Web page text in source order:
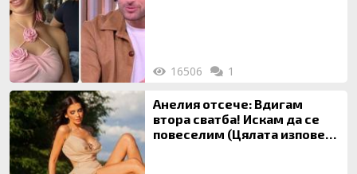
16506 1
Анелия отсече: Вдигам
втора сватба! Искам да се
повеселим (Цялата изповед